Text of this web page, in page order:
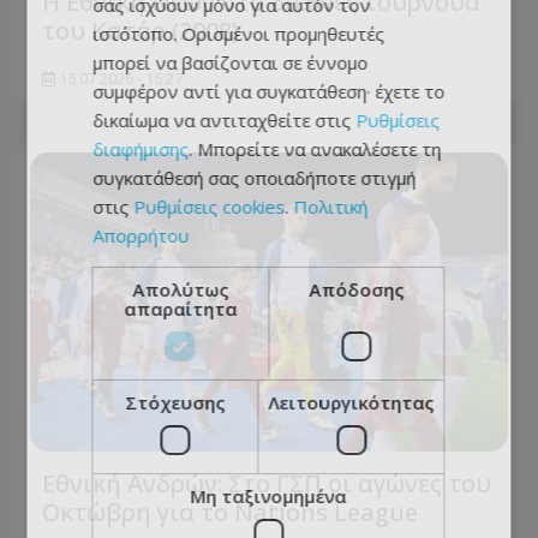
του Κατάρ (2008)
15.07.2026 - 15:27
Εθνική Ανδρών: Στο ΓΣΠ οι αγώνες του
Οκτώβρη για το Nations League
σας ισχύουν μόνο για αυτόν τον
ιστότοπο. Ορισμένοι προμηθευτές
μπορεί να βασίζονται σε έννομο
συμφέρον αντί για συγκατάθεση· έχετε το
δικαίωμα να αντιταχθείτε στις Ρυθμίσεις
διαφήμισης. Μπορείτε να ανακαλέσετε τη
συγκατάθεσή σας οποιαδήποτε στιγμή
στις Ρυθμίσεις cookies. Πολιτική
Απορρήτου
Απολύτως
απαραίτητα
Απόδοσης
Στόχευσης Λειτουργικότητας
Μη ταξινομημένα